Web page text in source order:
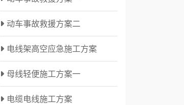
动车事故救援方案二
电线架高空应急施工方案
母线轻便施工方案一
电缆电线施工方案